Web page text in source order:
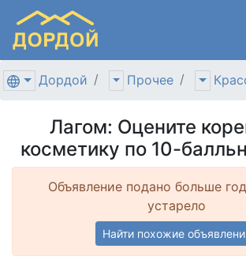
Дордой Прочее
Лагом: Оцените
косметику по 10-
Объявление подано больше
устарело
Найти похожие